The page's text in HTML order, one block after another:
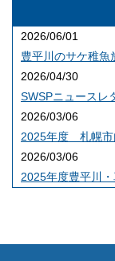
2026/06/01
豊平川のサケ稚魚
2026/04/30
SWSPニュースレ
2026/03/06
2025年度 札幌市
2026/03/06
2025年度豊平川